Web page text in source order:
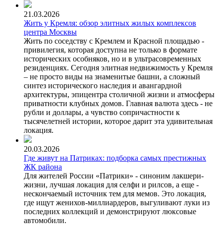
21.03.2026
Жить у Кремля: обзор элитных жилых комплексов
центра Москвы
Жить по соседству с Кремлем и Красной площадью -
привилегия, которая доступна не только в формате
исторических особняков, но и в ультрасовременных
резиденциях. Сегодня элитная недвижимость у Кремля
– не просто виды на знаменитые башни, а сложный
синтез исторического наследия и авангардной
архитектуры, эпицентра столичной жизни и атмосферы
приватности клубных домов. Главная валюта здесь - не
рубли и доллары, а чувство сопричастности к
тысячелетней истории, которое дарит эта удивительная
локация.
20.03.2026
Где живут на Патриках: подборка самых престижных
ЖК района
Для жителей России «Патрики» - синоним лакшери-
жизни, лучшая локация для селфи и рилсов, а еще -
нескончаемый источник тем для мемов. Это локация,
где ищут женихов-миллиардеров, выгуливают луки из
последних коллекций и демонстрируют люксовые
автомобили.